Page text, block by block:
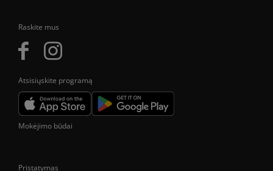
Raskite mus
Atsisiųskite programą
Mokėjimo būdai
Pristatymas